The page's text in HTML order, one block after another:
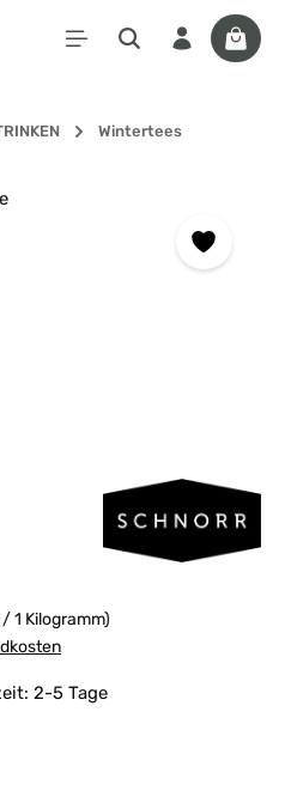
Wintertees
1 Kilogramm)
2-5 Tage